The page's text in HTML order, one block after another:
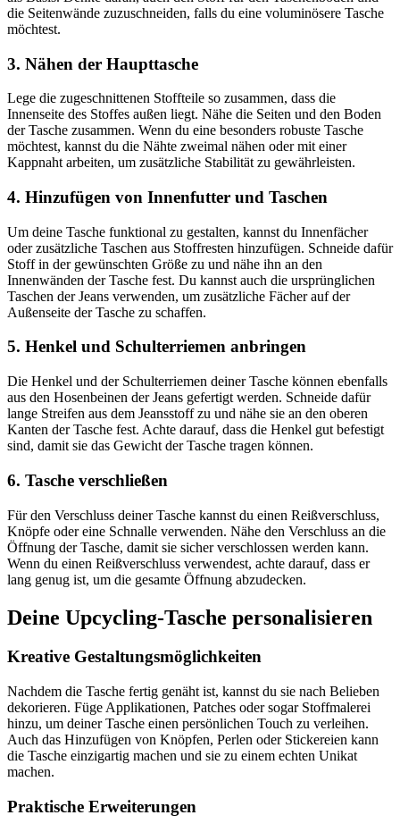
die Seitenwände zuzuschneiden, falls du eine voluminösere Tasche
möchtest.
3. Nähen der Haupttasche
Lege die zugeschnittenen Stoffteile so zusammen, dass die
Innenseite des Stoffes außen liegt. Nähe die Seiten und den Boden
der Tasche zusammen. Wenn du eine besonders robuste Tasche
möchtest, kannst du die Nähte zweimal nähen oder mit einer
Kappnaht arbeiten, um zusätzliche Stabilität zu gewährleisten.
4. Hinzufügen von Innenfutter und Taschen
Um deine Tasche funktional zu gestalten, kannst du Innenfächer
oder zusätzliche Taschen aus Stoffresten hinzufügen. Schneide dafür
Stoff in der gewünschten Größe zu und nähe ihn an den
Innenwänden der Tasche fest. Du kannst auch die ursprünglichen
Taschen der Jeans verwenden, um zusätzliche Fächer auf der
Außenseite der Tasche zu schaffen.
5. Henkel und Schulterriemen anbringen
Die Henkel und der Schulterriemen deiner Tasche können ebenfalls
aus den Hosenbeinen der Jeans gefertigt werden. Schneide dafür
lange Streifen aus dem Jeansstoff zu und nähe sie an den oberen
Kanten der Tasche fest. Achte darauf, dass die Henkel gut befestigt
sind, damit sie das Gewicht der Tasche tragen können.
6. Tasche verschließen
Für den Verschluss deiner Tasche kannst du einen Reißverschluss,
Knöpfe oder eine Schnalle verwenden. Nähe den Verschluss an die
Öffnung der Tasche, damit sie sicher verschlossen werden kann.
Wenn du einen Reißverschluss verwendest, achte darauf, dass er
lang genug ist, um die gesamte Öffnung abzudecken.
Deine Upcycling-Tasche personalisieren
Kreative Gestaltungsmöglichkeiten
Nachdem die Tasche fertig genäht ist, kannst du sie nach Belieben
dekorieren. Füge Applikationen, Patches oder sogar Stoffmalerei
hinzu, um deiner Tasche einen persönlichen Touch zu verleihen.
Auch das Hinzufügen von Knöpfen, Perlen oder Stickereien kann
die Tasche einzigartig machen und sie zu einem echten Unikat
machen.
Praktische Erweiterungen